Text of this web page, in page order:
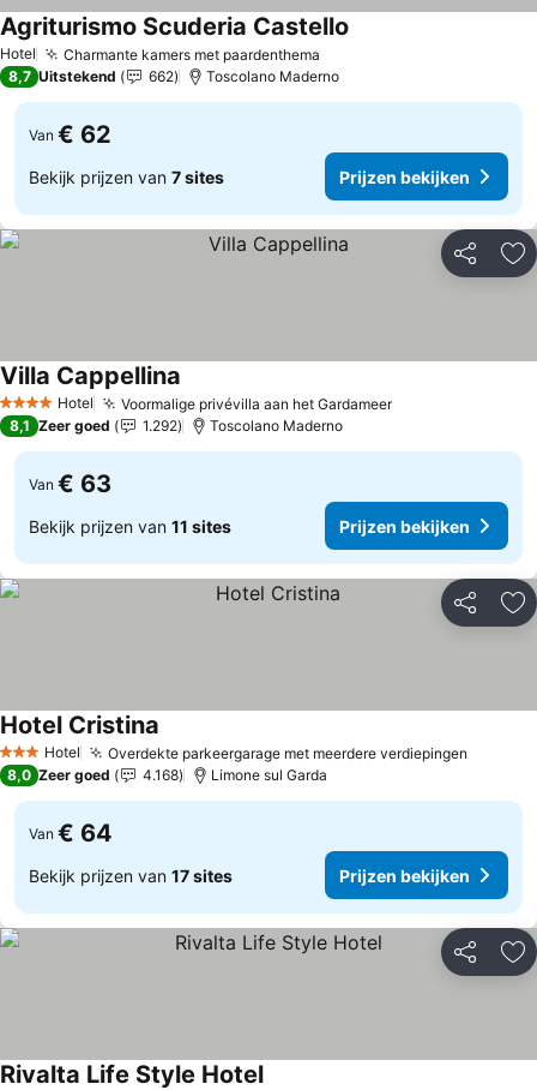
Hotel Charmante kamers met paardenthema
Agriturismo Scuderia Castello
8,7 Uitstekend 662 Toscolano Maderno
Van € 62
Bekijk prijzen van 7 sites Prijzen bekijken
Delen
4 SterrenHotel Voormalige privévilla aan het Gardameer
Villa Cappellina
8,1 Zeer goed 1.292 Toscolano Maderno
Van € 63
Bekijk prijzen van 11 sites Prijzen bekijken
Delen
3 SterrenHotel Overdekte parkeergarage met meerdere verdiepingen
Hotel Cristina
8,0 Zeer goed 4.168 Limone sul Garda
Van € 64
Bekijk prijzen van 17 sites Prijzen bekijken
Delen
Rivalta Life Style Hotel